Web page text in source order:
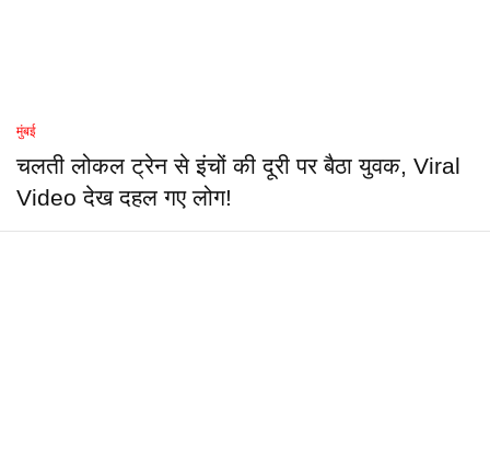
मुंबई
चलती लोकल ट्रेन से इंचों की दूरी पर बैठा युवक, Viral
Video देख दहल गए लोग!